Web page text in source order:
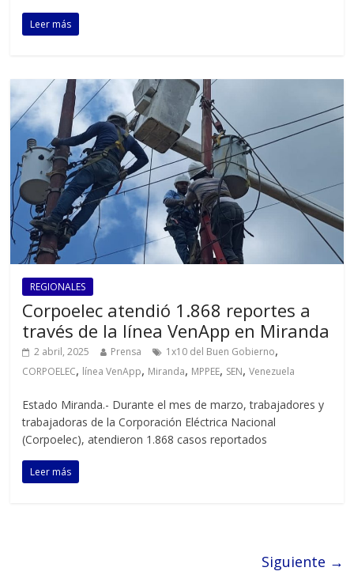
Leer más
REGIONALES
Corpoelec atendió 1.868 reportes a
través de la línea VenApp en Miranda
2 abril, 2025 Prensa 1x10 del Buen Gobierno,
CORPOELEC, línea VenApp, Miranda, MPPEE, SEN,Venezuela
Estado Miranda.- Durante el mes de marzo, trabajadores y
trabajadoras de la Corporación Eléctrica Nacional
(Corpoelec), atendieron 1.868 casos reportados
Leer más
Siguiente →